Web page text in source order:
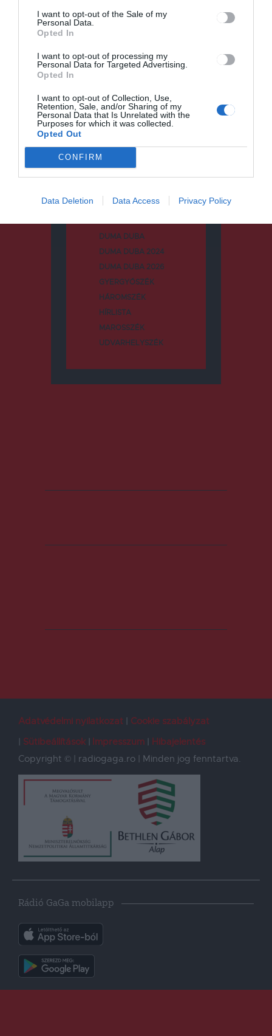
I want to opt-out of the Sale of my
Personal Data.
Opted In
I want to opt-out of processing my
Personal Data for Targeted Advertising.
Opted In
I want to opt-out of Collection, Use,
Retention, Sale, and/or Sharing of my
Personal Data that Is Unrelated with the
Purposes for which it was collected.
Opted Out
CONFIRM
Data Deletion Data Access Privacy Policy
Keresés
Keresés:
Kategóriák
DUMA DUBA
DUMA DUBA 2024
DUMA DUBA 2026
GYERGYÓSZÉK
HÁROMSZÉK
HÍRLISTA
MAROSSZÉK
UDVARHELYSZÉK
Adatvédelmi nyilatkozat
Cookie szabályzat
Sütibeállítások
Impresszum
Hibajelentés
Copyright © | radiogaga.ro | Minden jog fenntartva.
Rádió GaGa mobilapp